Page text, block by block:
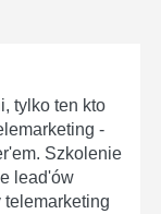
tylko ten kto
-
Szkolenie
lead'ów